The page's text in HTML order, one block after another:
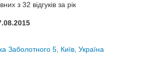
з 32 відгуків за рік
Заболотного 5, Київ, Україна